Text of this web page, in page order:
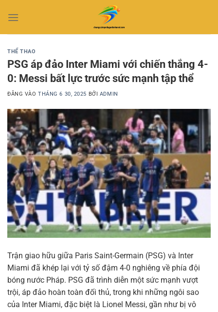
qua
THỂ THAO
PSG áp đảo Inter Miami với chiến thắng 4-
0: Messi bất lực trước sức mạnh tập thể
ĐĂNG VÀOTHÁNG 6 30, 2025 BỞI ADMIN
Trận giao hữu giữa Paris Saint-Germain (PSG) và Inter
Miami đã khép lại với tỷ số đậm 4-0 nghiêng về phía đội
bóng nước Pháp. PSG đã trình diễn một sức mạnh vượt
trội, áp đảo hoàn toàn đối thủ, trong khi những ngôi sao
của Inter Miami, đặc biệt là Lionel Messi, gần như bị vô